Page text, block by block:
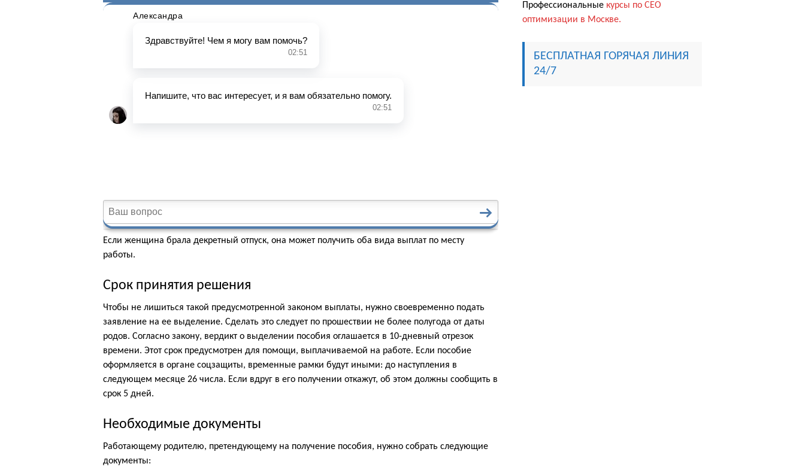
Если женщина брала декретный отпуск, она может получить оба вида выплат по месту
работы.
Срок принятия решения
Чтобы не лишиться такой предусмотренной законом выплаты, нужно своевременно подать
заявление на ее выделение. Сделать это следует по прошествии не более полугода от даты
родов. Согласно закону, вердикт о выделении пособия оглашается в 10-дневный отрезок
времени. Этот срок предусмотрен для помощи, выплачиваемой на работе. Если пособие
оформляется в органе соцзащиты, временные рамки будут иными: до наступления в
следующем месяце 26 числа. Если вдруг в его получении откажут, об этом должны сообщить в
срок 5 дней.
Необходимые документы
Работающему родителю, претендующему на получение пособия, нужно собрать следующие
документы:
Профессиональные курсы по СЕО
оптимизации в Москве.
БЕСПЛАТНАЯ ГОРЯЧАЯ ЛИНИЯ
24/7